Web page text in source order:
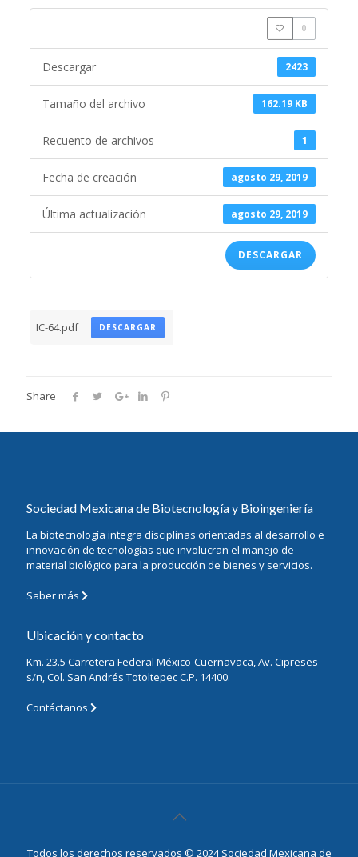
0
2423
Descargar
162.19 KB
Tamaño del archivo
1
Recuento de archivos
agosto 29, 2019
Fecha de creación
agosto 29, 2019
Última actualización
DESCARGAR
IC-64.pdf DESCARGAR
Share
Sociedad Mexicana de Biotecnología y Bioingeniería
La biotecnología integra disciplinas orientadas al desarrollo e
innovación de tecnologías que involucran el manejo de
material biológico para la producción de bienes y servicios.
Saber más
Ubicación y contacto
Km. 23.5 Carretera Federal México-Cuernavaca, Av. Cipreses
s/n, Col. San Andrés Totoltepec C.P. 14400.
Contáctanos
Todos los derechos reservados © 2024 Sociedad Mexicana de